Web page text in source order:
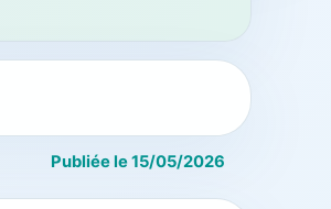
Publiée le 15/05/2026